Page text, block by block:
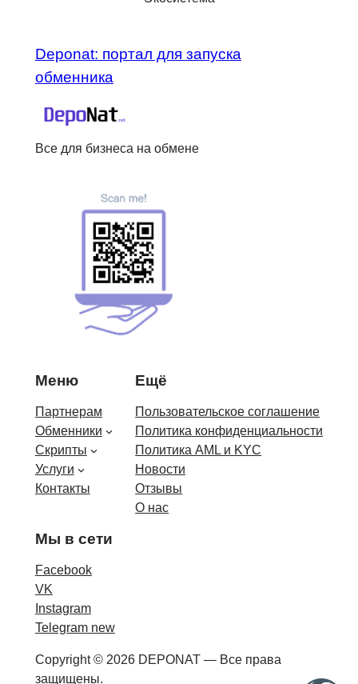
Deponat: портал для запуска
обменника
Все для бизнеса на обмене
Меню
Партнерам
Обменники
Скрипты
Услуги
Контакты
Ещё
Пользовательское соглашение
Политика конфиденциальности
Политика AML и KYC
Новости
Отзывы
О нас
Мы в сети
Facebook
VK
Instagram
Telegram new
Copyright © 2026 DEPONAT — Все права
защищены.